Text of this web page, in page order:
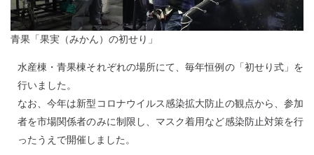
青果「果実（みかん）の初せり」
水産棟・青果棟それぞれの場所にて、毎年恒例の「初せり式」を
行いました。
なお、今年は新型コロナウイルス感染拡大防止の観点から、参加
者を市場関係者のみに制限し、マスク着用など感染防止対策を行
ったうえで開催しました。